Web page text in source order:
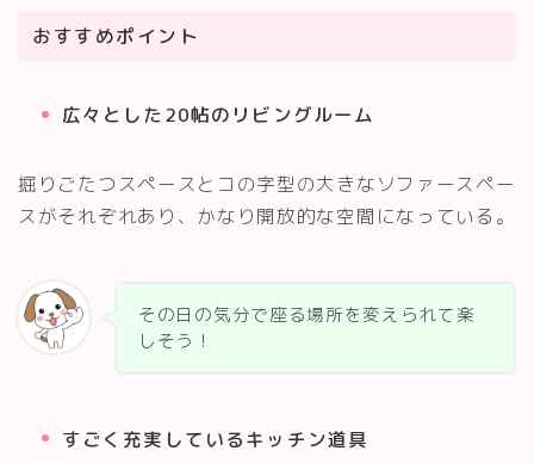
おすすめポイント
広々とした20帖のリビングルーム
掘りごたつスペースとコの字型の大きなソファースペー
スがそれぞれあり、かなり開放的な空間になっている。
その日の気分で座る場所を変えられて楽
しそう！
すごく充実しているキッチン道具